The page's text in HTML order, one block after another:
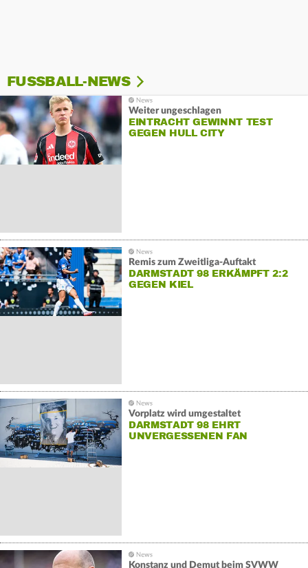
FUSSBALL-NEWS
Weiter ungeschlagen
EINTRACHT GEWINNT TEST
GEGEN HULL CITY
Remis zum Zweitliga-Auftakt
DARMSTADT 98 ERKÄMPFT 2:2
GEGEN KIEL
Vorplatz wird umgestaltet
DARMSTADT 98 EHRT
UNVERGESSENEN FAN
Konstanz und Demut beim SVWW